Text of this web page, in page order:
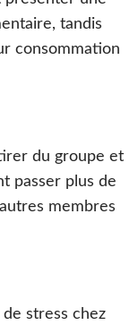
tandis
consommation
du groupe et
passer plus de
membres
stress chez